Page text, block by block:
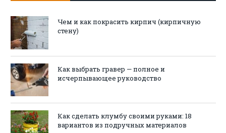
Чем и как покрасить кирпич (кирпичную
стену)
Как выбрать гравер — полное и
исчерпывающее руководство
Как сделать клумбу своими руками: 18
вариантов из подручных материалов